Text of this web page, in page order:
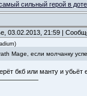
сильный герой в
03.02.2013, 21:59 |
)
Mage, если молчанку
бкб или манту и